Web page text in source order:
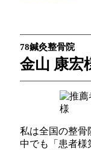
78鍼灸整骨院
金山 康宏
私は全国の整骨
中でも「患者様